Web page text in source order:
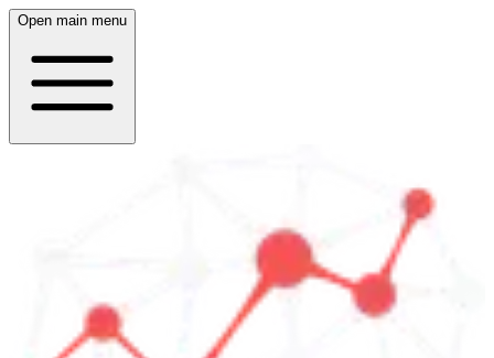
Open main menu